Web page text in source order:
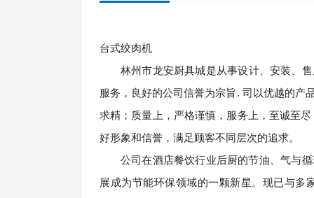
台式绞肉机
林州市龙安厨具城是从事设计、安装、
服务，良好的公司信誉为宗旨. 司以优越的产
求精；质量上，严格谨慎，服务上，至诚至
好形象和信誉，满足顾客不同层次的追求。
公司在酒店餐饮行业后厨的节油、气与
展成为节能环保领域的一颗新星。现已与多